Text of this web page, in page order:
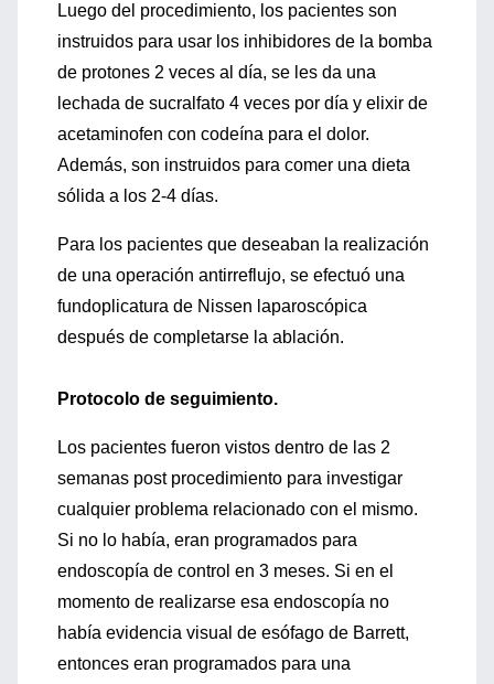
Luego del procedimiento, los pacientes son
instruidos para usar los inhibidores de la bomba
de protones 2 veces al día, se les da una
lechada de sucralfato 4 veces por día y elixir de
acetaminofen con codeína para el dolor.
Además, son instruidos para comer una dieta
sólida a los 2-4 días.
Para los pacientes que deseaban la realización
de una operación antirreflujo, se efectuó una
fundoplicatura de Nissen laparoscópica
después de completarse la ablación.
Protocolo de seguimiento.
Los pacientes fueron vistos dentro de las 2
semanas post procedimiento para investigar
cualquier problema relacionado con el mismo.
Si no lo había, eran programados para
endoscopía de control en 3 meses. Si en el
momento de realizarse esa endoscopía no
había evidencia visual de esófago de Barrett,
entonces eran programados para una